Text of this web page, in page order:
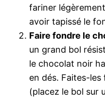
fariner
avoir tapissé le
Faire fondre le
un grand bol
le chocolat noir
en dés. Faites-
(placez le bol sur